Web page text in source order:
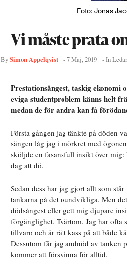
Foto: Jonas
Vi måste prata
BySimon Appelqvist -7 Maj, 2019 - In
Prestationsångest, taskig ekonomi
eviga studentproblem känns helt
medan de för andra kan få
Första gången jag tänkte på döden
sängen låg jag i mörkret med
sköljde en fasansfull insikt över
dag att dö.
Sedan dess har jag gjort allt som
tankarna på det oundvikliga. Men
dödsångest eller gett mig djupare
förgänglighet. Tvärtom. Jag har ofta
tillvaro och är rätt kass på att både
Dessutom får jag andnöd av tanken
kommer att försvinna för alltid.